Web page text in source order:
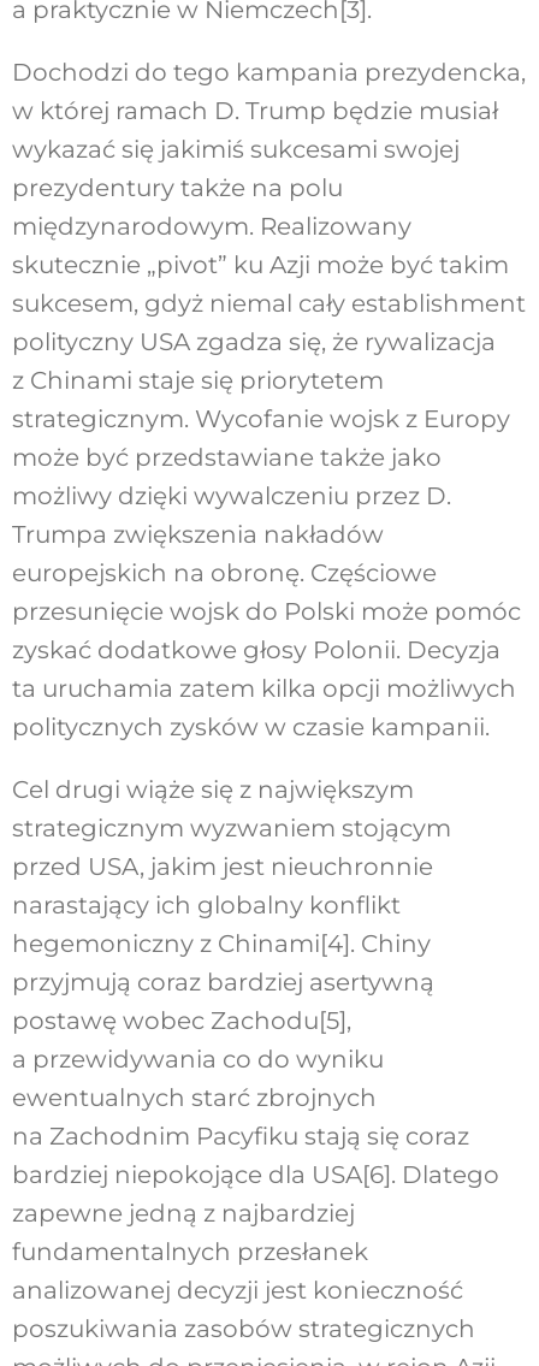
a praktycznie w Niemczech [3].
Dochodzi do tego kampania prezydencka,
w której ramach D. Trump będzie musiał
wykazać się jakimiś sukcesami swojej
prezydentury także na polu
międzynarodowym. Realizowany
skutecznie „pivot” ku Azji może być takim
sukcesem, gdyż niemal cały establishment
polityczny USA zgadza się, że rywalizacja
z Chinami staje się priorytetem
strategicznym. Wycofanie wojsk z Europy
może być przedstawiane także jako
możliwy dzięki wywalczeniu przez D.
Trumpa zwiększenia nakładów
europejskich na obronę. Częściowe
przesunięcie wojsk do Polski może pomóc
zyskać dodatkowe głosy Polonii. Decyzja
ta uruchamia zatem kilka opcji możliwych
politycznych zysków w czasie kampanii.
Cel drugi wiąże się z największym
strategicznym wyzwaniem stojącym
przed USA, jakim jest nieuchronnie
narastający ich globalny konflikt
hegemoniczny z Chinami[4]. Chiny
przyjmują coraz bardziej asertywną
postawę wobec Zachodu[5],
a przewidywania co do wyniku
ewentualnych starć zbrojnych
na Zachodnim Pacyfiku stają się coraz
bardziej niepokojące dla USA[6]. Dlatego
zapewne jedną z najbardziej
fundamentalnych przesłanek
analizowanej decyzji jest konieczność
poszukiwania zasobów strategicznych